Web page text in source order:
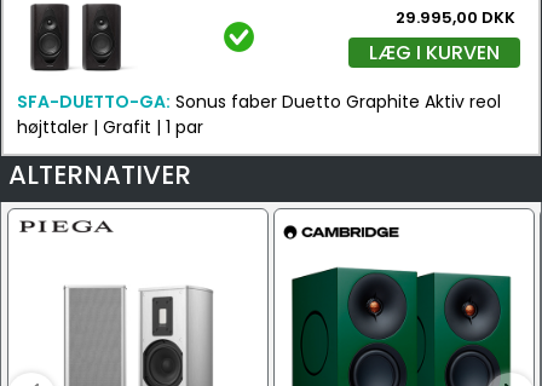
29.995,00 DKK
LÆG I KURVEN
SFA-DUETTO-GA: Sonus faber Duetto Graphite Aktiv reol
højttaler | Grafit | 1 par
ALTERNATIVER